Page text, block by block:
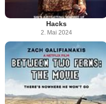
Hacks
2. Mai 2024